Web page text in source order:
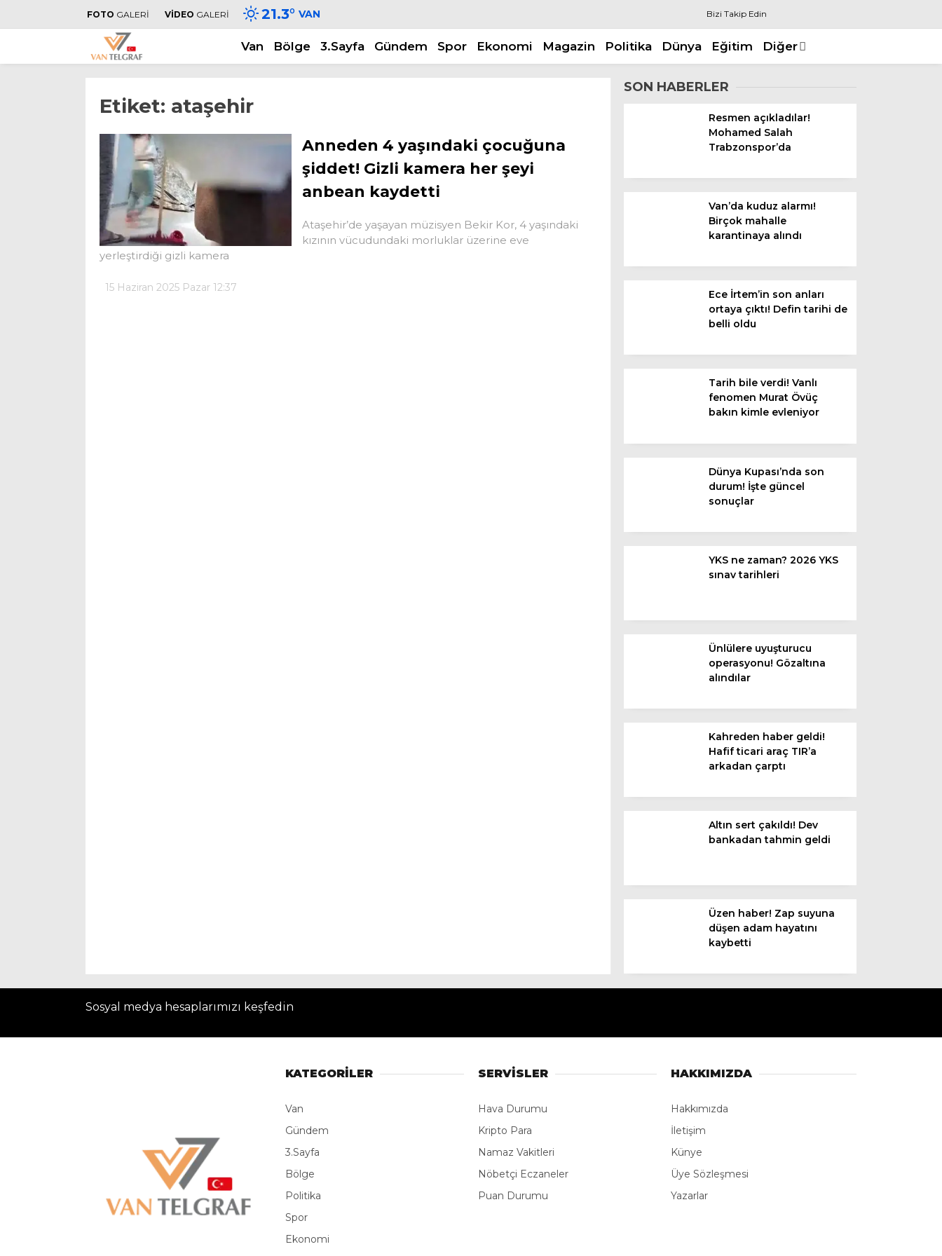
Bölge
3.Sayfa
Ekonomi
WhatsApp İhbar
Instagram
FOTO GALERİ VİDEO GALERİ 21.3° VAN Bizi Takip Edin
Van Bölge 3.Sayfa Gündem Spor Ekonomi Magazin Politika Dünya Eğitim Diğer
Etiket: ataşehir
Anneden 4 yaşındaki çocuğuna
şiddet! Gizli kamera her şeyi
anbean kaydetti
Ataşehir’de yaşayan müzisyen Bekir Kor, 4 yaşındaki
kızının vücudundaki morluklar üzerine eve
yerleştirdiği gizli kamera
15 Haziran 2025 Pazar 12:37
SON HABERLER
Resmen açıkladılar!
Mohamed Salah
Trabzonspor’da
Van’da kuduz alarmı!
Birçok mahalle
karantinaya alındı
Ece İrtem’in son anları
ortaya çıktı! Defin tarihi de
belli oldu
Tarih bile verdi! Vanlı
fenomen Murat Övüç
bakın kimle evleniyor
Dünya Kupası’nda son
durum! İşte güncel
sonuçlar
YKS ne zaman? 2026 YKS
sınav tarihleri
Ünlülere uyuşturucu
operasyonu! Gözaltına
alındılar
Kahreden haber geldi!
Hafif ticari araç TIR’a
arkadan çarptı
Altın sert çakıldı! Dev
bankadan tahmin geldi
Üzen haber! Zap suyuna
düşen adam hayatını
kaybetti
Sosyal medya hesaplarımızı keşfedin
KATEGORİLER
Van
Gündem
3.Sayfa
Bölge
Politika
Spor
Ekonomi
SERVİSLER
Hava Durumu
Kripto Para
Namaz Vakitleri
Nöbetçi Eczaneler
Puan Durumu
HAKKIMIZDA
Hakkımızda
İletişim
Künye
Üye Sözleşmesi
Yazarlar